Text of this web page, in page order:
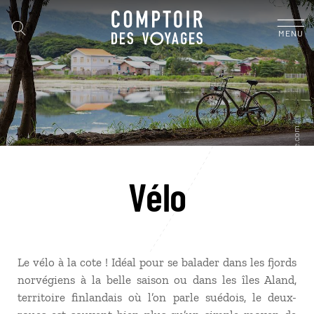
MENU
Vélo
Le vélo à la cote ! Idéal pour se balader dans les fjords
norvégiens à la belle saison ou dans les îles Aland,
territoire finlandais où l’on parle suédois, le deux-